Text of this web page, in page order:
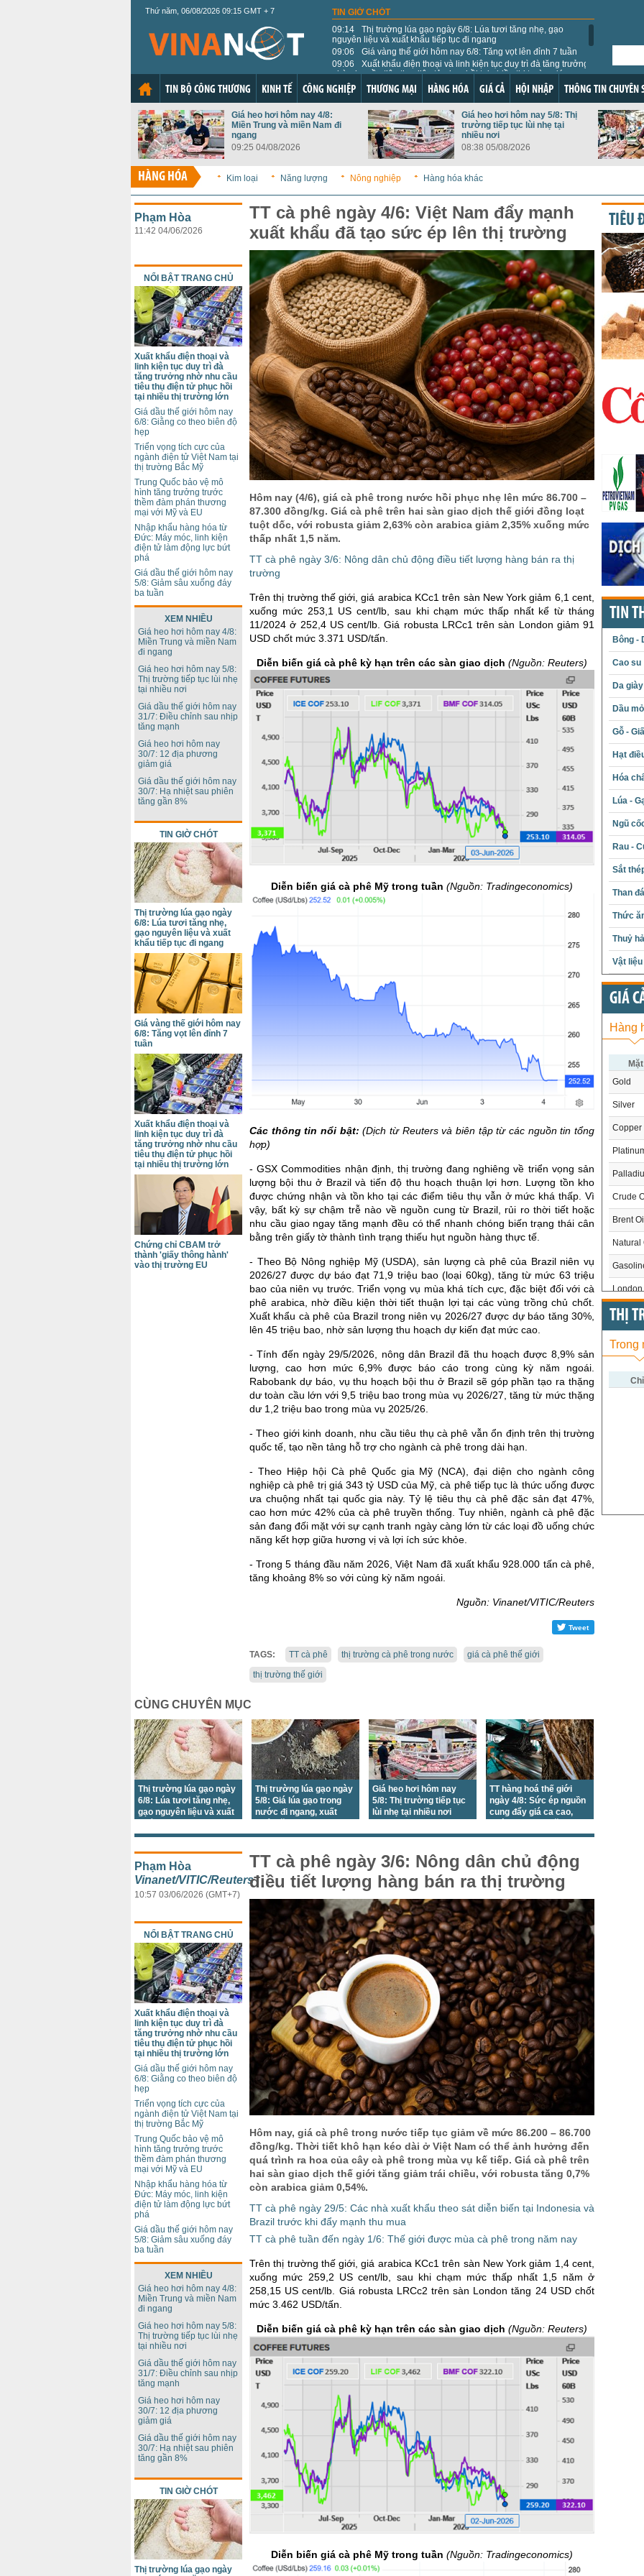
Thứ năm, 06/08/2026 09:15 GMT + 7
TIN GIỜ CHÓT
09:14
Thị trường lúa gạo ngày 6/8: Lúa tươi tăng nhẹ, gạo
nguyên liệu và xuất khẩu tiếp tục đi ngang
09:06
Giá vàng thế giới hôm nay 6/8: Tăng vọt lên đỉnh 7 tuần
09:06
Xuất khẩu điện thoại và linh kiện tục duy trì đà tăng trưởng
nhờ nhu cầu tiêu thụ điện tử phục hồi tại nhiều thị trường lớn
08:59
Chứng chỉ CBAM trở thành 'giấy thông hành' vào thị
trường EU
Giá dầu thế giới hôm nay 6/8: Giằng co theo biên độ hẹp
08:00
Nghị quyết 10 mở đường cho làn sóng FDI chất lượng cao
Nền kinh tế tiếp tục duy trì xu hướng tích cực
Giới đầu tư gia tăng lực mua, Phố Wall lập kỷ lục mới
Trung Quốc bảo vệ mô hình tăng trưởng trước thềm đàm
phán thương mại với Mỹ và EU
09:55
178 loại thực vật và sản phẩm thực vật Việt Nam được
TIN BỘ CÔNG THƯƠNG KINH TẾ CÔNG NGHIỆP THƯƠNG MẠI HÀNG HÓA GIÁ CẢ HỘI NHẬP THÔNG TIN CHUYÊN
Giá heo hơi hôm nay 4/8:
Miền Trung và miền Nam đi
ngang
09:25 04/08/2026
Giá heo hơi hôm nay 5/8: Thị
trường tiếp tục lùi nhẹ tại
nhiều nơi
08:38 05/08/2026
HÀNG HÓA Kim loại Năng lượng Nông nghiệp Hàng hóa khác
TT cà phê ngày 4/6: Việt Nam đẩy mạnh
xuất khẩu đã tạo sức ép lên thị trường
Hôm nay (4/6), giá cà phê trong nước hồi phục nhẹ lên mức 86.700 –
87.300 đồng/kg. Giá cà phê trên hai sàn giao dịch thế giới đồng loạt
tuột dốc, với robusta giảm 2,63% còn arabica giảm 2,35% xuống mức
thấp nhất 1,5 năm.
TT cà phê ngày 3/6: Nông dân chủ động điều tiết lượng hàng bán ra thị
trường
Trên thị trường thế giới, giá arabica KCc1 trên sàn New York giảm 6,1 cent,
xuống mức 253,1 US cent/lb, sau khi chạm mức thấp nhất kể từ tháng
11/2024 ở 252,4 US cent/lb. Giá robusta LRCc1 trên sàn London giảm 91
USD chốt mức 3.371 USD/tấn.
Diễn biến giá cà phê kỳ hạn trên các sàn giao dịch (Nguồn: Reuters)
Diễn biến giá cà phê Mỹ trong tuần (Nguồn: Tradingeconomics)
Các thông tin nổi bật: (Dịch từ Reuters và biên tập từ các nguồn tin tổng
hợp)
- GSX Commodities nhận định, thị trường đang nghiêng về triển vọng sản
lượng bội thu ở Brazil và tiến độ thu hoạch thuận lợi hơn. Lượng tồn kho
được chứng nhận và tồn kho tại các điểm tiêu thụ vẫn ở mức khá thấp. Vì
vậy, bất kỳ sự chậm trễ nào về nguồn cung từ Brazil, rủi ro thời tiết hoặc
nhu cầu giao ngay tăng mạnh đều có thể nhanh chóng biến trạng thái cân
bằng trên giấy tờ thành tình trạng thiếu hụt nguồn hàng thực tế.
- Theo Bộ Nông nghiệp Mỹ (USDA), sản lượng cà phê của Brazil niên vụ
2026/27 được dự báo đạt 71,9 triệu bao (loại 60kg), tăng từ mức 63 triệu
bao của niên vụ trước. Triển vọng vụ mùa khá tích cực, đặc biệt đối với cà
phê arabica, nhờ điều kiện thời tiết thuận lợi tại các vùng trồng chủ chốt.
Xuất khẩu cà phê của Brazil trong niên vụ 2026/27 được dự báo tăng 30%,
lên 45 triệu bao, nhờ sản lượng thu hoạch dự kiến đạt mức cao.
- Tính đến ngày 29/5/2026, nông dân Brazil đã thu hoạch được 8,9% sản
lượng, cao hơn mức 6,9% được báo cáo trong cùng kỳ năm ngoái.
Rabobank dự báo, vụ thu hoạch bội thu ở Brazil sẽ góp phần tạo ra thặng
dư toàn cầu lớn với 9,5 triệu bao trong mùa vụ 2026/27, tăng từ mức thặng
dư 1,2 triệu bao trong mùa vụ 2025/26.
- Theo giới kinh doanh, nhu cầu tiêu thụ cà phê vẫn ổn định trên thị trường
quốc tế, tạo nền tảng hỗ trợ cho ngành cà phê trong dài hạn.
- Theo Hiệp hội Cà phê Quốc gia Mỹ (NCA), đại diện cho ngành công
nghiệp cà phê trị giá 343 tỷ USD của Mỹ, cà phê tiếp tục là thức uống được
ưa chuộng nhất tại quốc gia này. Tỷ lệ tiêu thụ cà phê đặc sản đạt 47%,
cao hơn mức 42% của cà phê truyền thống. Tuy nhiên, ngành cà phê đặc
sản đang đối mặt với sự cạnh tranh ngày càng lớn từ các loại đồ uống chức
năng kết hợp giữa hương vị và lợi ích sức khỏe.
- Trong 5 tháng đầu năm 2026, Việt Nam đã xuất khẩu 928.000 tấn cà phê,
tăng khoảng 8% so với cùng kỳ năm ngoái.
Nguồn: Vinanet/VITIC/Reuters
Tweet
TAGS: TT cà phê thị trường cà phê trong nước
giá cà phê thế giới
thị trường thế giới
Phạm Hòa
11:42 04/06/2026
NỔI BẬT TRANG CHỦ
Xuất khẩu điện thoại và
linh kiện tục duy trì đà
tăng trưởng nhờ nhu cầu
tiêu thụ điện tử phục hồi
tại nhiều thị trường lớn
Giá dầu thế giới hôm nay
6/8: Giằng co theo biên độ
hẹp
Triển vọng tích cực của
ngành điện tử Việt Nam tại
thị trường Bắc Mỹ
Trung Quốc bảo vệ mô
hình tăng trưởng trước
thềm đàm phán thương
mại với Mỹ và EU
Nhập khẩu hàng hóa từ
Đức: Máy móc, linh kiện
điện tử làm động lực bứt
phá
Giá dầu thế giới hôm nay
5/8: Giảm sâu xuống đáy
ba tuần
XEM NHIỀU
Giá heo hơi hôm nay 4/8:
Miền Trung và miền Nam
đi ngang
Giá heo hơi hôm nay 5/8:
Thị trường tiếp tục lùi nhẹ
tại nhiều nơi
Giá dầu thế giới hôm nay
31/7: Điều chỉnh sau nhịp
tăng mạnh
Giá heo hơi hôm nay
30/7: 12 địa phương
giảm giá
Giá dầu thế giới hôm nay
30/7: Hạ nhiệt sau phiên
tăng gần 8%
TIN GIỜ CHÓT
Thị trường lúa gạo ngày
6/8: Lúa tươi tăng nhẹ,
gạo nguyên liệu và xuất
khẩu tiếp tục đi ngang
Giá vàng thế giới hôm nay
6/8: Tăng vọt lên đỉnh 7
tuần
Xuất khẩu điện thoại và
linh kiện tục duy trì đà
tăng trưởng nhờ nhu cầu
tiêu thụ điện tử phục hồi
tại nhiều thị trường lớn
Chứng chỉ CBAM trở
thành 'giấy thông hành'
vào thị trường EU
CÙNG CHUYÊN MỤC
Thị trường lúa gạo ngày
6/8: Lúa tươi tăng nhẹ,
gạo nguyên liệu và xuất
Thị trường lúa gạo ngày
5/8: Giá lúa gạo trong
nước đi ngang, xuất
Giá heo hơi hôm nay
5/8: Thị trường tiếp tục
lùi nhẹ tại nhiều nơi
TT hàng hoá thế giới
ngày 4/8: Sức ép nguồn
cung đẩy giá ca cao,
TT cà phê ngày 3/6: Nông dân chủ động
điều tiết lượng hàng bán ra thị trường
Hôm nay, giá cà phê trong nước tiếp tục giảm về mức 86.200 – 86.700
đồng/kg. Thời tiết khô hạn kéo dài ở Việt Nam có thể ảnh hưởng đến
quá trình ra hoa của cây cà phê trong mùa vụ kế tiếp. Giá cà phê trên
hai sàn giao dịch thế giới tăng giảm trái chiều, với robusta tăng 0,7%
còn arabica giảm 0,54%.
TT cà phê ngày 29/5: Các nhà xuất khẩu theo sát diễn biến tại Indonesia và
Brazil trước khi đẩy mạnh thu mua
TT cà phê tuần đến ngày 1/6: Thế giới được mùa cà phê trong năm nay
Trên thị trường thế giới, giá arabica KCc1 trên sàn New York giảm 1,4 cent,
xuống mức 259,2 US cent/lb, sau khi chạm mức thấp nhất 1,5 năm ở
258,15 US cent/lb. Giá robusta LRCc2 trên sàn London tăng 24 USD chốt
mức 3.462 USD/tấn.
Diễn biến giá cà phê kỳ hạn trên các sàn giao dịch (Nguồn: Reuters)
Diễn biến giá cà phê Mỹ trong tuần (Nguồn: Tradingeconomics)
Phạm Hòa
Vinanet/VITIC/Reuters
10:57 03/06/2026 (GMT+7)
NỔI BẬT TRANG CHỦ
Xuất khẩu điện thoại và
linh kiện tục duy trì đà
tăng trưởng nhờ nhu cầu
tiêu thụ điện tử phục hồi
tại nhiều thị trường lớn
Giá dầu thế giới hôm nay
6/8: Giằng co theo biên độ
hẹp
Triển vọng tích cực của
ngành điện tử Việt Nam tại
thị trường Bắc Mỹ
Trung Quốc bảo vệ mô
hình tăng trưởng trước
thềm đàm phán thương
mại với Mỹ và EU
Nhập khẩu hàng hóa từ
Đức: Máy móc, linh kiện
điện tử làm động lực bứt
phá
Giá dầu thế giới hôm nay
5/8: Giảm sâu xuống đáy
ba tuần
XEM NHIỀU
Giá heo hơi hôm nay 4/8:
Miền Trung và miền Nam
đi ngang
Giá heo hơi hôm nay 5/8:
Thị trường tiếp tục lùi nhẹ
tại nhiều nơi
Giá dầu thế giới hôm nay
31/7: Điều chỉnh sau nhịp
tăng mạnh
Giá heo hơi hôm nay
30/7: 12 địa phương
giảm giá
Giá dầu thế giới hôm nay
30/7: Hạ nhiệt sau phiên
tăng gần 8%
TIN GIỜ CHÓT
Thị trường lúa gạo ngày
TIÊU
TIN
Bông -
Cao su
Da giày
Dầu
Gỗ -
Hạt
Hóa
Lúa -
Ngũ
Rau -
Sắt
Than đá
Thức
Thuỷ
Vật
GIÁ
Hàng
Gold
Silver
Copper
Crude
Brent
Natural
London
US
US
US
THỊ
Trong